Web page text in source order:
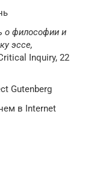
о философии и
эссе,
Inquiry, 22
Gutenberg
в Internet